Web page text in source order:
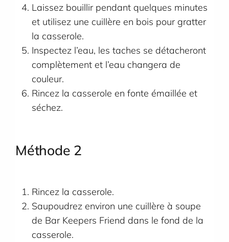
Laissez bouillir pendant quelques minutes
et utilisez une cuillère en bois pour gratter
la casserole.
Inspectez l’eau, les taches se détacheront
complètement et l’eau changera de
couleur.
Rincez la casserole en fonte émaillée et
séchez.
Méthode 2
Rincez la casserole.
Saupoudrez environ une cuillère à soupe
de Bar Keepers Friend dans le fond de la
casserole.